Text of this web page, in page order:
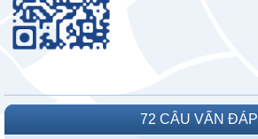
72 CÂU VẤN ĐÁP